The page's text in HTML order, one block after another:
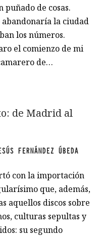
de cosas.
la ciudad
los números.
el comienzo de mi
de…
de Madrid al
FERNÁNDEZ ÚBEDA
con la importación
que, además,
aquellos discos sobre
culturas sepultas y
su segundo